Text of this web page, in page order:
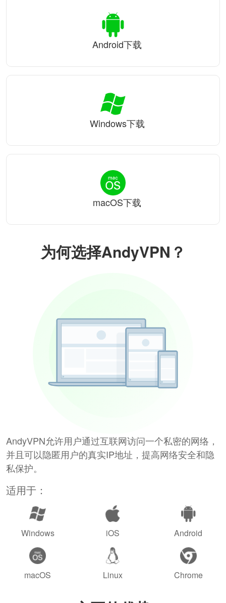
为何选择AndyVPN？
AndyVPN允许用户通过互联网访问一个私密的网络，
并且可以隐匿用户的真实IP地址，提高网络安全和隐
私保护。
适用于：
Windows iOS Android
macOS Linux Chrome
Android下载
Windows下载
macOS下载